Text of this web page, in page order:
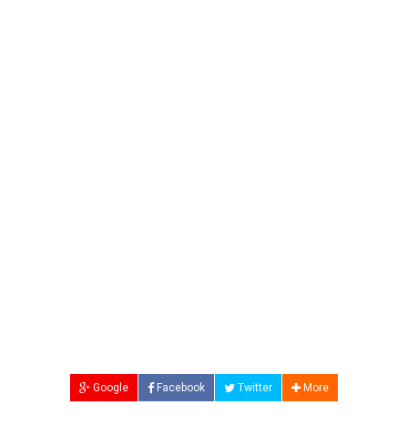
Google Facebook Twitter More